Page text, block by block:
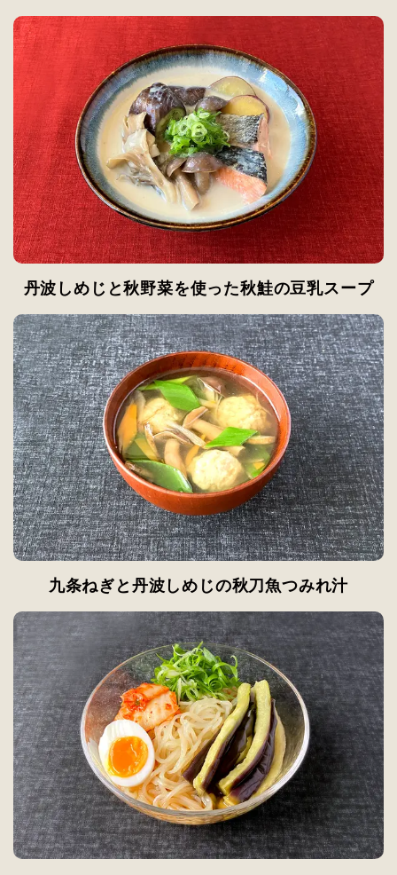
丹波しめじと秋野菜を使った秋鮭の豆乳スープ
九条ねぎと丹波しめじの秋刀魚つみれ汁